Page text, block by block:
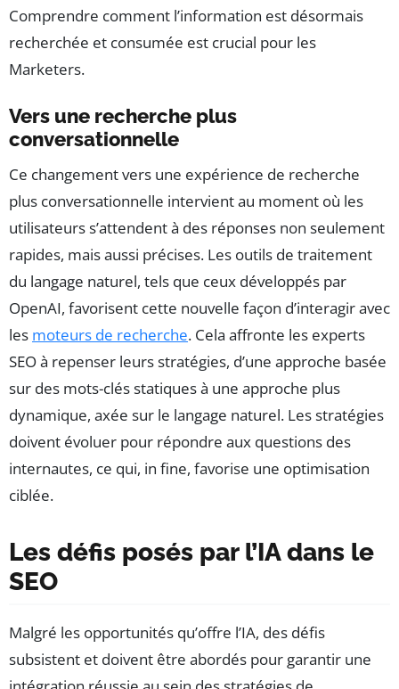
Comprendre comment l’information est désormais
recherchée et consumée est crucial pour les
Marketers.
Vers une recherche plus
conversationnelle
Ce changement vers une expérience de recherche
plus conversationnelle intervient au moment où les
utilisateurs s’attendent à des réponses non seulement
rapides, mais aussi précises. Les outils de traitement
du langage naturel, tels que ceux développés par
OpenAI, favorisent cette nouvelle façon d’interagir avec
les moteurs de recherche. Cela affronte les experts
SEO à repenser leurs stratégies, d’une approche basée
sur des mots-clés statiques à une approche plus
dynamique, axée sur le langage naturel. Les stratégies
doivent évoluer pour répondre aux questions des
internautes, ce qui, in fine, favorise une optimisation
ciblée.
Les défis posés par l’IA dans le
SEO
Malgré les opportunités qu’offre l’IA, des défis
subsistent et doivent être abordés pour garantir une